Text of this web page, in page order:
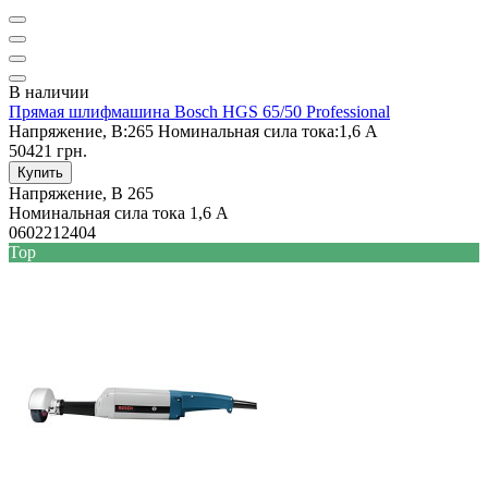
В наличии
Прямая шлифмашина Bosch HGS 65/50 Professional
Напряжение, В:265 Номинальная сила тока:1,6 А
50421 грн.
Купить
Напряжение, В 265
Номинальная сила тока 1,6 А
0602212404
Top